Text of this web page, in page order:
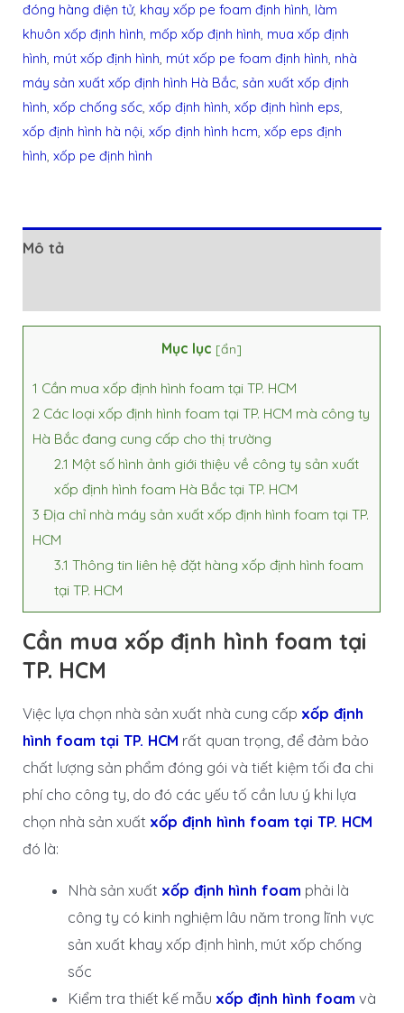
đóng hàng điện tử, khay xốp pe foam định hình, làm
khuôn xốp định hình, mốp xốp định hình, mua xốp định
hình, mút xốp định hình, mút xốp pe foam định hình, nhà
máy sản xuất xốp định hình Hà Bắc,sản xuất xốp định
hình,xốp chống sốc,xốp định hình,xốp định hình eps,
xốp định hình hà nội,xốp định hình hcm,xốp eps định
hình,xốp pe định hình
Mô tả
Mục lục [ẩn]
1 Cần mua xốp định hình foam tại TP. HCM
2 Các loại xốp định hình foam tại TP. HCM mà công ty
Hà Bắc đang cung cấp cho thị trường
2.1 Một số hình ảnh giới thiệu về công ty sản xuất
xốp định hình foam Hà Bắc tại TP. HCM
3 Địa chỉ nhà máy sản xuất xốp định hình foam tại TP.
HCM
3.1 Thông tin liên hệ đặt hàng xốp định hình foam
tại TP. HCM
Cần mua xốp định hình foam tại
TP. HCM
Việc lựa chọn nhà sản xuất nhà cung cấp xốp định
hình foam tại TP. HCM rất quan trọng, để đảm bảo
chất lượng sản phẩm đóng gói và tiết kiệm tối đa chi
phí cho công ty, do đó các yếu tố cần lưu ý khi lựa
chọn nhà sản xuất xốp định hình foam tại TP. HCM
đó là:
Nhà sản xuất xốp định hình foam phải là
công ty có kinh nghiệm lâu năm trong lĩnh vực
sản xuất khay xốp định hình, mút xốp chống
sốc
Kiểm tra thiết kế mẫu xốp định hình foam và